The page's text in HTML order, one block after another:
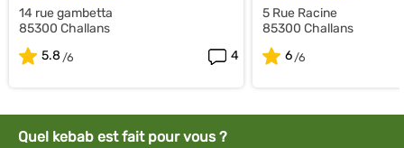
14 rue gambetta
85300 Challans
5.8
4
5 Rue Racine
85300 Challans
6
Quel kebab est fait pour vous ?